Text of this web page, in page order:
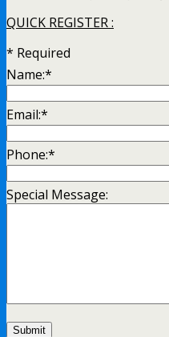
QUICK REGISTER :
* Required
Name:*
Email:*
Phone:*
Special Message: